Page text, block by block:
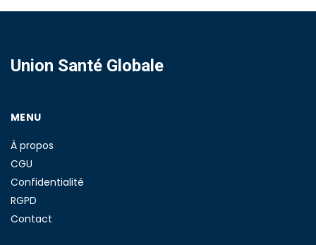
Union Santé Globale
MENU
À propos
CGU
Confidentialité
RGPD
Contact